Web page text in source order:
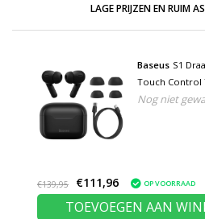
LAGE PRIJZEN EN RUIM
Baseus S1
Touch Control
Earphones
Nog niet
€139,95 €111,96 OP VOORRAAD
TOEVOEGEN AAN